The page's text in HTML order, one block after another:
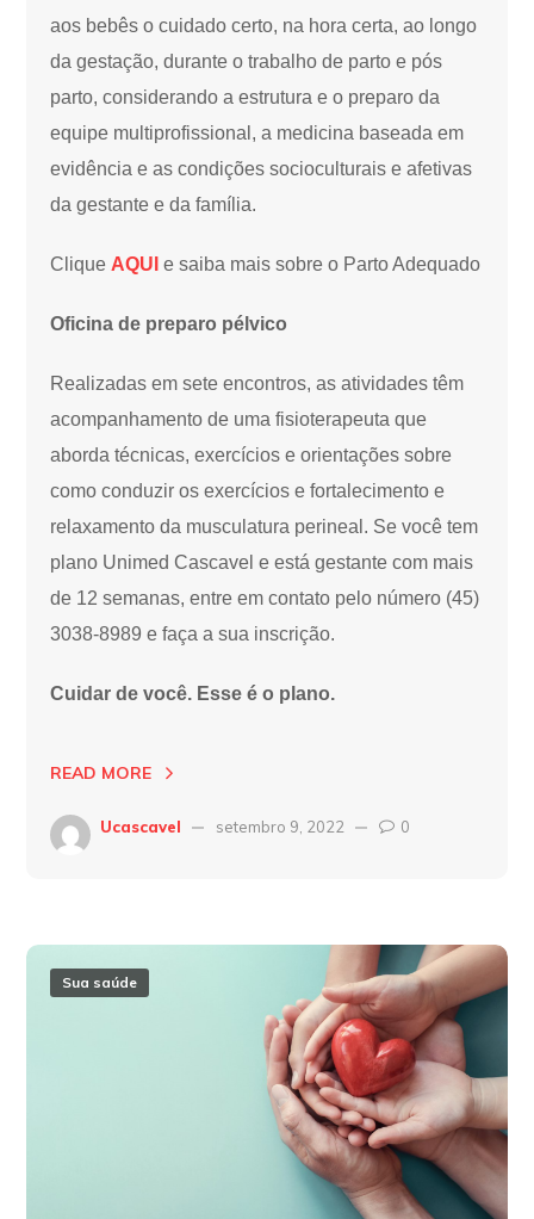
aos bebês o cuidado certo, na hora certa, ao longo
da gestação, durante o trabalho de parto e pós
parto, considerando a estrutura e o preparo da
equipe multiprofissional, a medicina baseada em
evidência e as condições socioculturais e afetivas
da gestante e da família.
CliqueAQUI e saiba mais sobre o Parto Adequado
Oficina de preparo pélvico
Realizadas em sete encontros, as atividades têm
acompanhamento de uma fisioterapeuta que
aborda técnicas, exercícios e orientações sobre
como conduzir os exercícios e fortalecimento e
relaxamento da musculatura perineal. Se você tem
plano Unimed Cascavel e está gestante com mais
de 12 semanas, entre em contato pelo número (45)
3038-8989 e faça a sua inscrição.
Cuidar de você. Esse é o plano.
READ MORE
Ucascavel setembro 9, 2022 0
Sua saúde